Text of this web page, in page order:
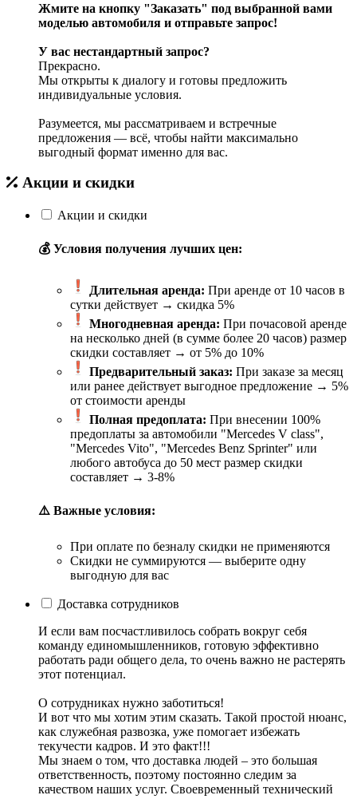
Жмите на кнопку "Заказать" под выбранной вами
моделью автомобиля и отправьте запрос!
У вас нестандартный запрос?
Прекрасно.
Мы открыты к диалогу и готовы предложить
индивидуальные условия.
Разумеется, мы рассматриваем и встречные
предложения — всё, чтобы найти максимально
выгодный формат именно для вас.
Акции и скидки
Акции и скидки
💰 Условия получения лучших цен:
Длительная аренда: При аренде от 10 часов в
сутки действует → скидка 5%
Многодневная аренда: При почасовой аренде
на несколько дней (в сумме более 20 часов) размер
скидки составляет → от 5% до 10%
Предварительный заказ: При заказе за месяц
или ранее действует выгодное предложение → 5%
от стоимости аренды
Полная предоплата: При внесении 100%
предоплаты за автомобили "Mercedes V class",
"Mercedes Vito", "Mercedes Benz Sprinter" или
любого автобуса до 50 мест размер скидки
составляет → 3-8%
⚠️ Важные условия:
При оплате по безналу скидки не применяются
Скидки не суммируются — выберите одну
выгодную для вас
Доставка сотрудников
И если вам посчастливилось собрать вокруг себя
команду единомышленников, готовую эффективно
работать ради общего дела, то очень важно не растерять
этот потенциал.
О сотрудниках нужно заботиться!
И вот что мы хотим этим сказать. Такой простой нюанс,
как служебная развозка, уже помогает избежать
текучести кадров. И это факт!!!
Мы знаем о том, что доставка людей – это большая
ответственность, поэтому постоянно следим за
качеством наших услуг. Своевременный технический